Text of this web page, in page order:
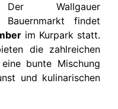
Der Wallgauer
Bauernmarkt findet
im Kurpark statt.
die zahlreichen
bunte Mischung
und kulinarischen